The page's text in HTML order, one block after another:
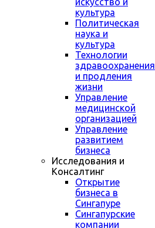
культура
Политическая
наука и
культура
Технологии
здравоохранения
и продления
жизни
Управление
медицинской
организацией
Управление
развитием
бизнеса
Исследования и
Консалтинг
Открытие
бизнеса в
Сингапуре
Сингапурские
компании